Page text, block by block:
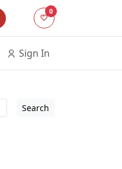
0
Sign In
Search